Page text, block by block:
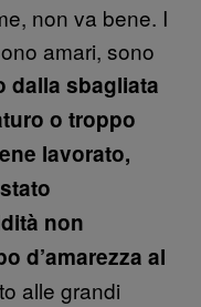
non va bene. I
amari, sono
dalla sbagliata
o troppo
lavorato,
non
d’amarezza al
alle grandi